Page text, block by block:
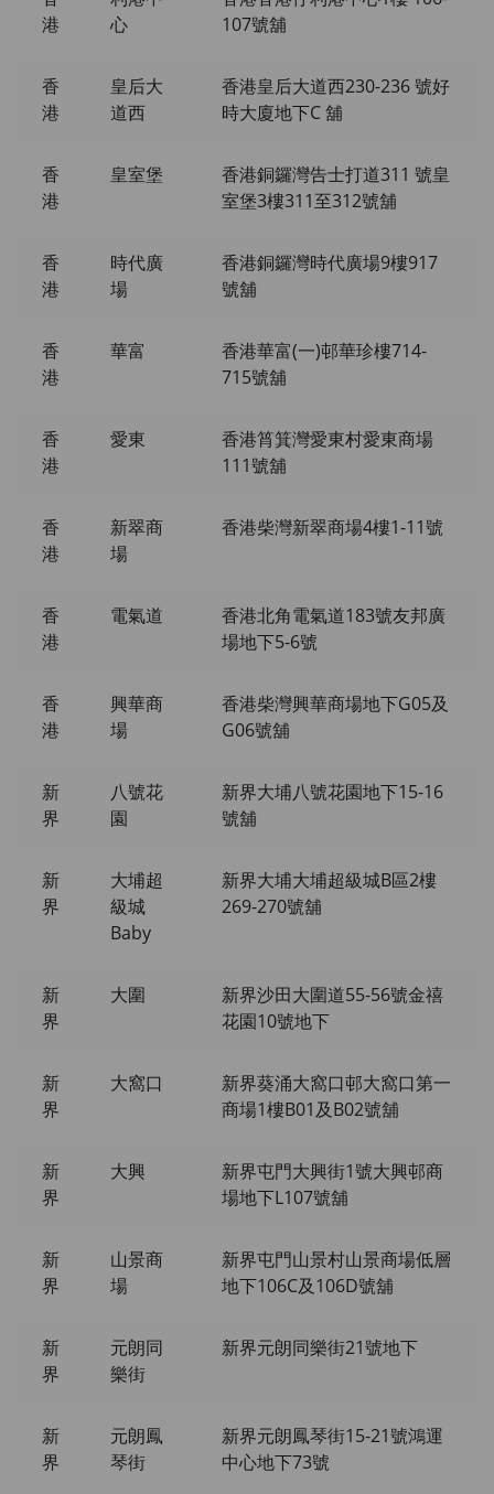
港
心
107號舖
香
港
皇后大
道西
香港皇后大道西230-236 號好
時大廈地下C 舖
香
港
皇室堡
香港銅鑼灣告士打道311 號皇
室堡3樓311至312號舖
香
港
時代廣
場
香港銅鑼灣時代廣場9樓917
號舖
香
港
華富
香港華富(一)邨華珍樓714-
715號舖
香
港
愛東
香港筲箕灣愛東村愛東商場
111號舖
香
港
新翠商
場
香港柴灣新翠商場4樓1-11號
香
港
電氣道
香港北角電氣道183號友邦廣
場地下5-6號
香
港
興華商
場
香港柴灣興華商場地下G05及
G06號舖
新
界
八號花
園
新界大埔八號花園地下15-16
號舖
新
界
大埔超
級城
Baby
新界大埔大埔超級城B區2樓
269-270號舖
新
界
大圍
新界沙田大圍道55-56號金禧
花園10號地下
新
界
大窩口
新界葵涌大窩口邨大窩口第一
商場1樓B01及B02號舖
新
界
大興
新界屯門大興街1號大興邨商
場地下L107號舖
新
界
山景商
場
新界屯門山景村山景商場低層
地下106C及106D號舖
新
界
元朗同
樂街
新界元朗同樂街21號地下
新
界
元朗鳳
琴街
新界元朗鳳琴街15-21號鴻運
中心地下73號